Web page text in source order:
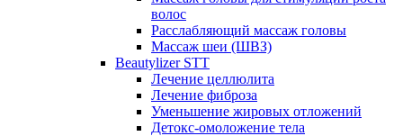
волос
Расслабляющий массаж головы
Массаж шеи (ШВЗ)
Beautylizer STT
Лечение целлюлита
Лечение фиброза
Уменьшение жировых отложений
Детокс-омоложение тела